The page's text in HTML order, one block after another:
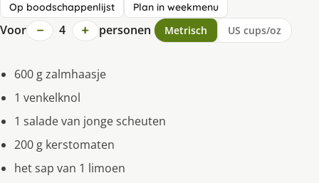
Op boodschappenlijst Plan in weekmenu
Voor − 4 + personen Metrisch US cups/oz
600 g zalmhaasje
1 venkelknol
1 salade van jonge scheuten
200 g kerstomaten
het sap van 1 limoen